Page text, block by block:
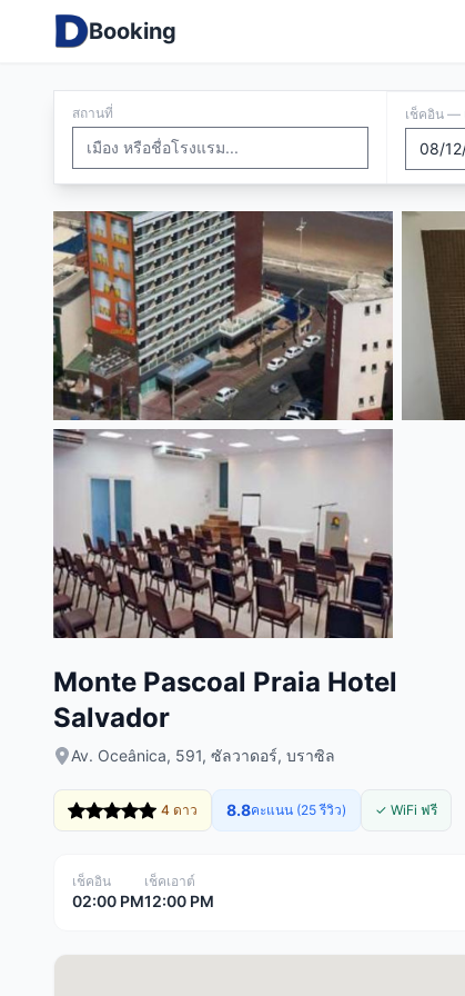
Booking
สถานที่ เช็คอิน —
Monte Pascoal Praia Hotel
Salvador
Av. Oceânica, 591, ซัลวาดอร์, บราซิล
4 ดาว 8.8คะแนน (25 รีวิว) ✓ WiFi ฟรี
เช็คอิน
02:00 PM
เช็คเอาต์
12:00 PM